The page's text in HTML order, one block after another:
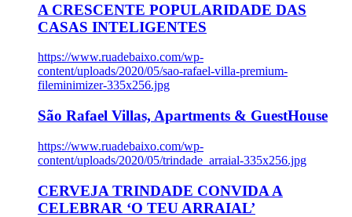
A CRESCENTE POPULARIDADE DAS
CASAS INTELIGENTES
https://www.ruadebaixo.com/wp-
content/uploads/2020/05/sao-rafael-villa-premium-
fileminimizer-335x256.jpg
São Rafael Villas, Apartments & GuestHouse
https://www.ruadebaixo.com/wp-
content/uploads/2020/05/trindade_arraial-335x256.jpg
CERVEJA TRINDADE CONVIDA A
CELEBRAR ‘O TEU ARRAIAL’